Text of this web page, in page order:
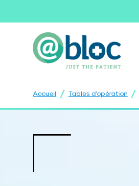
Accueil / Tables d’opération /